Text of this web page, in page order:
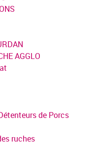
AGGLO
de Porcs
ruches